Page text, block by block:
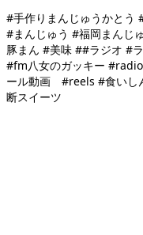
#手作りまんじゅうかとう
#まんじゅう #福岡まんじ
豚まん #美味 ##ラジオ #
#fm八女のガッキー
ール動画 #reels #食いし
断スイーツ